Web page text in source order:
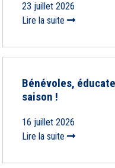
23 juillet 2026
Lire la suite
Bénévoles,
saison !
16 juillet 2026
Lire la suite